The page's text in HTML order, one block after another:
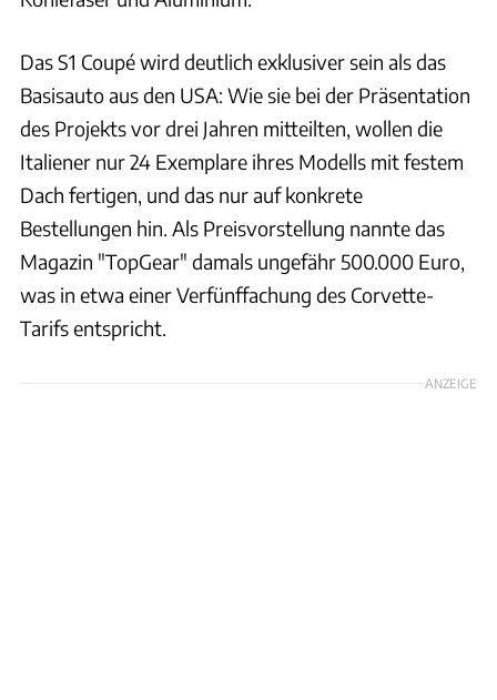
Das S1 Coupé wird deutlich exklusiver sein als das
Basisauto aus den USA: Wie sie bei der Präsentation
des Projekts vor drei Jahren mitteilten, wollen die
Italiener nur 24 Exemplare ihres Modells mit festem
Dach fertigen, und das nur auf konkrete
Bestellungen hin. Als Preisvorstellung nannte das
Magazin "TopGear" damals ungefähr 500.000 Euro,
was in etwa einer Verfünffachung des Corvette-
Tarifs entspricht.
ANZEIGE